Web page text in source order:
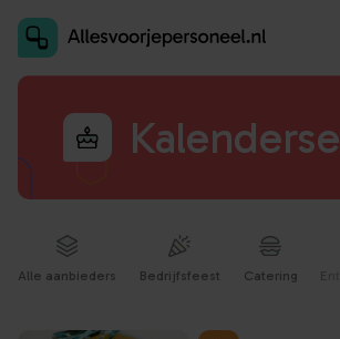
Alle aanbieders Bedrijfsfeest Catering